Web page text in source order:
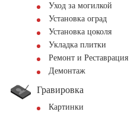
Уход за могилкой
Установка оград
Установка цоколя
Укладка плитки
Ремонт и Реставрация
Демонтаж
Гравировка
Картинки